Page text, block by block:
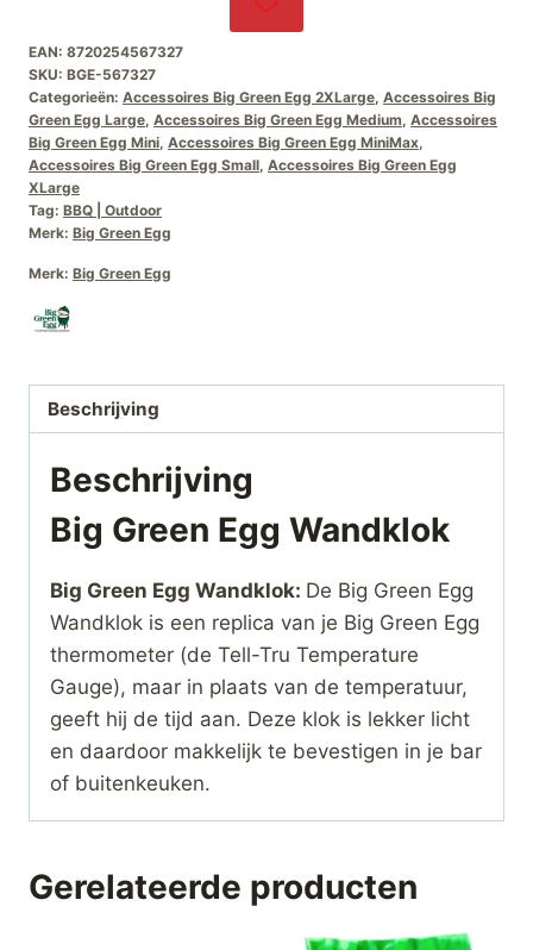
EAN: 8720254567327
SKU: BGE-567327
Categorieën: Accessoires Big Green Egg 2XLarge, Accessoires Big
Green Egg Large, Accessoires Big Green Egg Medium, Accessoires
Big Green Egg Mini, Accessoires Big Green Egg MiniMax,
Accessoires Big Green Egg Small, Accessoires Big Green Egg
XLarge
Tag: BBQ | Outdoor
Merk: Big Green Egg
Merk: Big Green Egg
Beschrijving
Beschrijving
Big Green Egg Wandklok
Big Green Egg Wandklok: De Big Green Egg
Wandklok is een replica van je Big Green Egg
thermometer (de Tell-Tru Temperature
Gauge), maar in plaats van de temperatuur,
geeft hij de tijd aan. Deze klok is lekker licht
en daardoor makkelijk te bevestigen in je bar
of buitenkeuken.
Gerelateerde producten